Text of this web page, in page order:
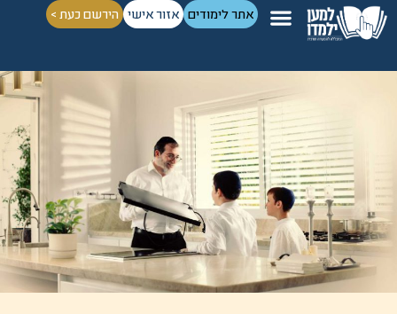
אתר לימודים אזור אישי הירשם כעת >